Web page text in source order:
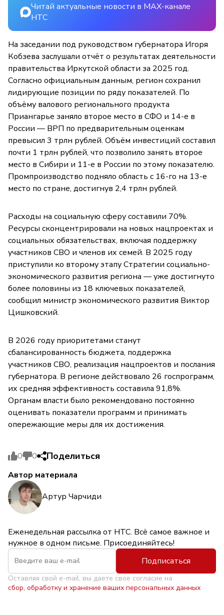
Читай актуальные новости в MAX-канале
НТС
На заседании под руководством губернатора Игоря
Кобзева заслушали отчёт о результатах деятельности
правительства Иркутской области за 2025 год.
Согласно официальным данным, регион сохранил
лидирующие позиции по ряду показателей. По
объёму валового регионального продукта
Приангарье заняло второе место в СФО и 14-е в
России — ВРП по предварительным оценкам
превысил 3 трлн рублей. Объём инвестиций составил
почти 1 трлн рублей, что позволило занять второе
место в Сибири и 11-е в России по этому показателю.
Промпроизводство подняло область с 16-го на 13-е
место по стране, достигнув 2,4 трлн рублей.
Расходы на социальную сферу составили 70%.
Ресурсы сконцентрировали на новых нацпроектах и
социальных обязательствах, включая поддержку
участников СВО и членов их семей. В 2025 году
приступили ко второму этапу Стратегии социально-
экономического развития региона — уже достигнуто
более половины из 18 ключевых показателей,
сообщил министр экономического развития Виктор
Цишковский.
В 2026 году приоритетами станут
сбалансированность бюджета, поддержка
участников СВО, реализация нацпроектов и послания
губернатора. В регионе действовало 26 госпрограмм,
их средняя эффективность составила 91,8%.
Органам власти было рекомендовано постоянно
оценивать показатели программ и принимать
опережающие меры для их достижения.
0 0 Поделиться
Автор материала
Артур Чарчиди
Еженедельная рассылка от НТС. Всё самое важное и
нужное в одном письме. Присоединяйтесь!
Подписаться
Оставляя свой e-mail, вы даете свое согласие на
сбор, обработку и хранение ваших персональных данных